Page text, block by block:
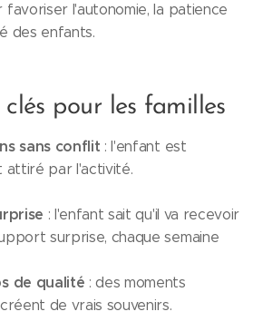
favoriser l'autonomie, la patience
des enfants.
clés pour les familles
sans conflit : l'enfant est
attiré par l'activité.
: l'enfant sait qu'il va recevoir
surprise, chaque semaine
de qualité : des moments
de vrais souvenirs.